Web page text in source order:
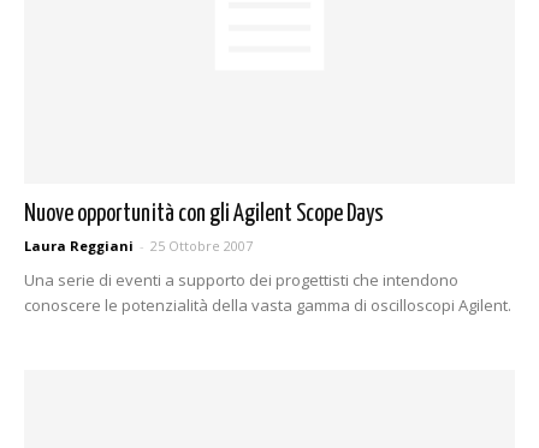
Nuove opportunità con gli Agilent Scope Days
Laura Reggiani - 25 Ottobre 2007
Una serie di eventi a supporto dei progettisti che intendono
conoscere le potenzialità della vasta gamma di oscilloscopi Agilent.